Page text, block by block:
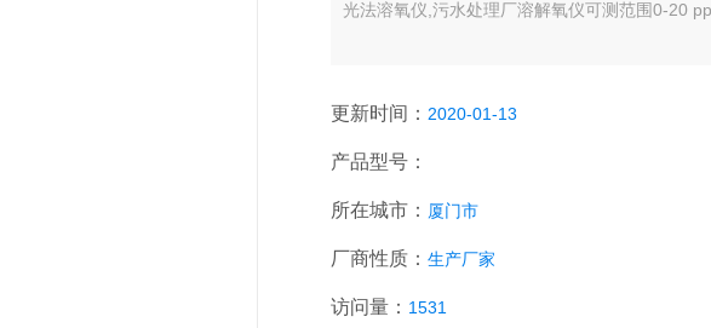
光法溶氧仪,污水处理厂溶解氧仪可测范围0-20
更新时间： 2020-01-13
产品型号：
所在城市： 厦门市
厂商性质： 生产厂家
访问量： 1531